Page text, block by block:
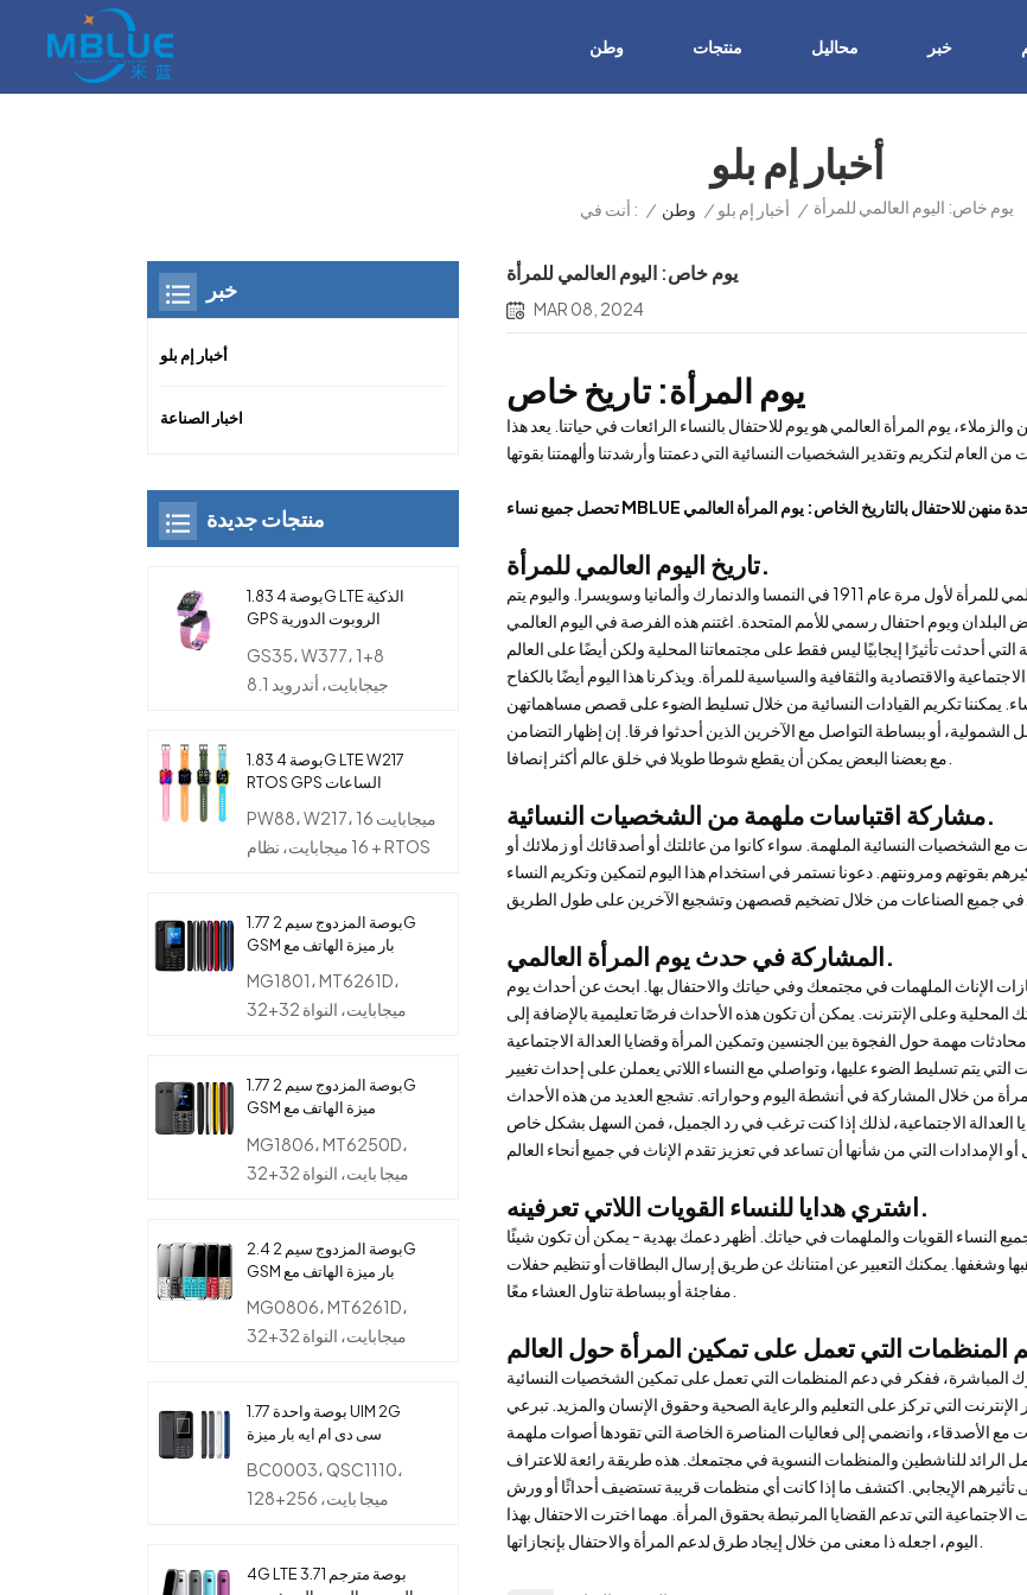
وطن منتجات محاليل خبر
أخبار إم بلو
أنت في : / وطن / أخبار إم بلو / يوم خاص: اليوم العالمي للمرأة
يوم خاص: اليوم العالمي للمرأة
MAR 08, 2024
يوم المرأة: تاريخ خاص
يوم المرأة العالمي هو يوم للاحتفال بالنساء الرائعات في حياتنا. يعد هذا
تاريخ اليوم العالمي للمرأة.
وبحسب منظمة اليوم العالمي للمرأة، فقد تم الاحتفال باليوم العالمي للمرأة لأول مرة عام 1911 في النمسا والدنمارك وألمانيا وسويسرا. واليوم يتم
البلدان ويوم احتفال رسمي للأمم المتحدة. اغتنم هذه الفرصة في اليوم العالمي
والاقتصادية والثقافية والسياسية للمرأة. ويذكرنا هذا اليوم أيضًا بالكفاح
يمكننا تكريم القيادات النسائية من خلال تسليط الضوء على قصص مساهماتهن
الشمولية، أو ببساطة التواصل مع الآخرين الذين أحدثوا فرقا. إن إظهار التضامن
مشاركة اقتباسات ملهمة من الشخصيات النسائية.
مع الشخصيات النسائية الملهمة. سواء كانوا من عائلتك أو أصدقائك أو زملائك أو
بقوتهم ومرونتهم. دعونا نستمر في استخدام هذا اليوم لتمكين وتكريم النساء
المشاركة في حدث يوم المرأة العالمي.
الإناث الملهمات في مجتمعك وفي حياتك والاحتفال بها. ابحث عن أحداث يوم
وعلى الإنترنت. يمكن أن تكون هذه الأحداث فرصًا تعليمية بالإضافة إلى
يتم تسليط الضوء عليها، وتواصلي مع النساء اللاتي يعملن على إحداث تغيير
من خلال المشاركة في أنشطة اليوم وحواراته. تشجع العديد من هذه الأحداث
العدالة الاجتماعية، لذلك إذا كنت ترغب في رد الجميل، فمن السهل بشكل خاص
اشتري هدايا للنساء القويات اللاتي تعرفينه.
النساء القويات والملهمات في حياتك. أظهر دعمك بهدية - يمكن أن تكون شيئًا
وشغفها. يمكنك التعبير عن امتنانك عن طريق إرسال البطاقات أو تنظيم حفلات
ففكر في دعم المنظمات التي تعمل على تمكين الشخصيات النسائية
التي تركز على التعليم والرعاية الصحية وحقوق الإنسان والمزيد. تبرعي
الرائد للناشطين والمنظمات النسوية في مجتمعك. هذه طريقة رائعة للاعتراف
الإيجابي. اكتشف ما إذا كانت أي منظمات قريبة تستضيف أحداثًا أو ورش
التي تدعم القضايا المرتبطة بحقوق المرأة. مهما اخترت الاحتفال بهذا
خبر
أخبار إم بلو
اخبار الصناعة
منتجات جديدة
1.83 بوصة 4G LTE الذكية
GPS الروبوت الدورية
مزدوجة للأطفال
GS35، W377، 1+8
جيجابايت، أندرويد 8.1
1.83 بوصة 4G LTE W217
RTOS GPS الساعات
والكاميرا و NFC ومعدل
السمع ومراقبة درجة
PW88، W217، 16 ميجابايت
+ 16 ميجابايت، نظام RTOS
1.77 بوصة المزدوج سيم 2G
GSM بار ميزة الهاتف مع
MG1801، MT6261D،
32+32 ميجابايت، النواة
1.77 بوصة المزدوج سيم 2G
GSM ميزة الهاتف مع
MG1806، MT6250D،
32+32 ميجا بايت، النواة
2.4 بوصة المزدوج سيم 2G
GSM بار ميزة الهاتف مع
MG0806، MT6261D،
32+32 ميجابايت، النواة
1.77 بوصة واحدة UIM 2G
سى دى ام ايه بار ميزة
BC0003، QSC1110،
128+256 ميجا بايت،
4G LTE 3.71 بوصة مترجم